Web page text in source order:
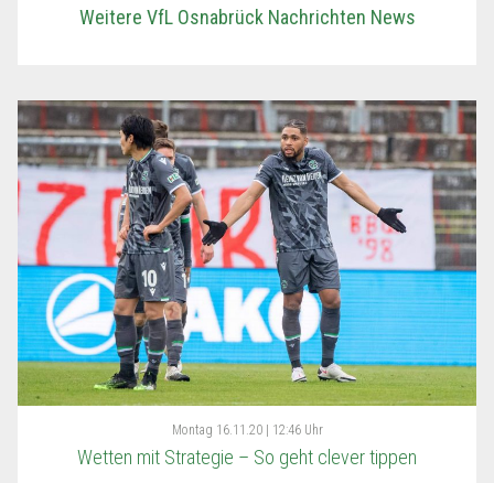
Weitere VfL Osnabrück Nachrichten News
Montag 16.11.20 | 12:46 Uhr
Wetten mit Strategie – So geht clever tippen